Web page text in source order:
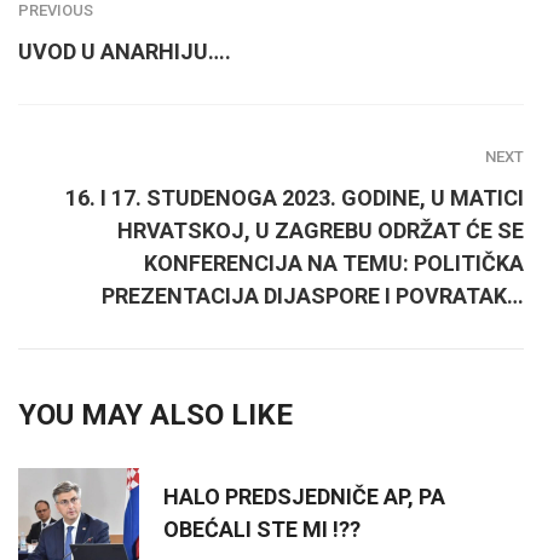
PREVIOUS
UVOD U ANARHIJU….
NEXT
16. I 17. STUDENOGA 2023. GODINE, U MATICI
HRVATSKOJ, U ZAGREBU ODRŽAT ĆE SE
KONFERENCIJA NA TEMU: POLITIČKA
PREZENTACIJA DIJASPORE I POVRATAK…
YOU MAY ALSO LIKE
HALO PREDSJEDNIČE AP, PA
OBEĆALI STE MI !??